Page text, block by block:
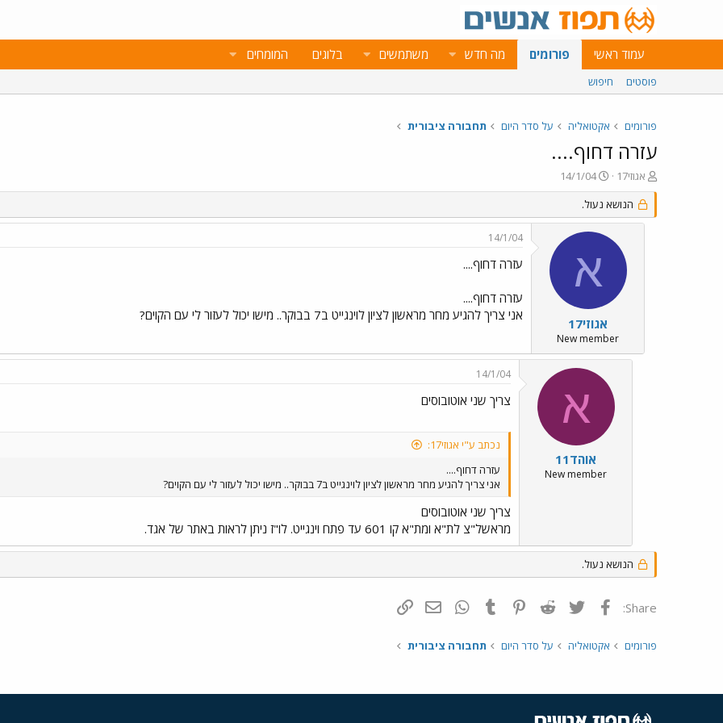
עמוד ראשי פורומים מה חדש משתמשים בלוגים המומחים
פוסטים חיפוש
פורומים אקטואליה על סדר היום תחבורה ציבורית
עזרה דחוף....
פ
ו
ת
ח
אגוזי17
פ
ו
ר
ס
ם
ת
א
ר
י
ך
14/1/04
הנושא נעול.
א
אגוזי17
New member
14/1/04
עזרה דחוף....
עזרה דחוף....
אני צריך להגיע מחר מראשון לציון לוינגייט ב7 בבוקר.. מישו יכול לעזור לי עם הקוים?
א
אוהד11
New member
14/1/04
צריך שני אוטובוסים
נכתב ע"י אגוזי17:
עזרה דחוף....
אני צריך להגיע מחר מראשון לציון לוינגייט ב7 בבוקר.. מישו יכול לעזור לי עם הקוים?
צריך שני אוטובוסים
מראשל"צ לת"א ומת"א קו 601 עד פתח וינגייט. לו"ז ניתן לראות באתר של אגד.
הנושא נעול.
Share: פייסבוק Twitter
Reddit
Pinterest
Tumblr
WhatsAppדואר אלקטרוני
פורומים אקטואליה על סדר היום תחבורה ציבורית